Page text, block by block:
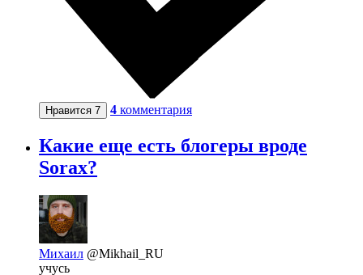
Нравится 7 4 комментария
Какие еще есть блогеры вроде
Sorax?
Михаил @Mikhail_RU
учусь